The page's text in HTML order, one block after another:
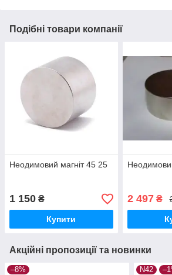
Подібні товари компанії
Неодимовий магніт 45 25
1 150 ₴
Купити
2 497₴
Акційні пропозиції та новинки
–8% N42